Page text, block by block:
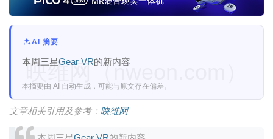
AI 摘要
本周三星Gear VR的新内容
本摘要由 AI 自动生成，可能与原文存在偏差。
文章相关引用及参考： 映维网
映维网（nweon.com）